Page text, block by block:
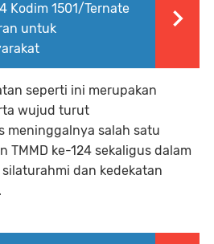
Kodim 1501/Ternate
untuk
seperti ini merupakan
wujud turut
meninggalnya salah satu
TMMD ke-124 sekaligus dalam
dan kedekatan